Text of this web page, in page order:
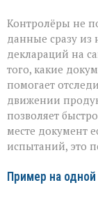
Контролёры не
данные сразу из
деклараций на
того, какие
помогает
движении
позволяет
месте документ
испытаний, это
Пример на одной